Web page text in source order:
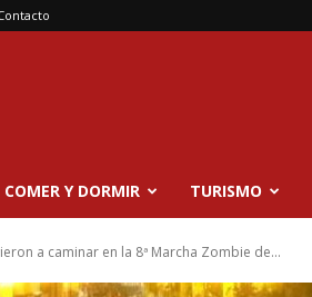
COMER Y DORMIR TURISMO
a caminar en la 8ª Marcha Zombie de...